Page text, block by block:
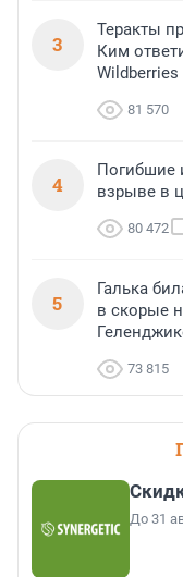
3
Теракты
Ким
Wildberries
81 570
4
Погибшие
взрыве в
80 472
5
Галька
в скорые
73 815
До 31